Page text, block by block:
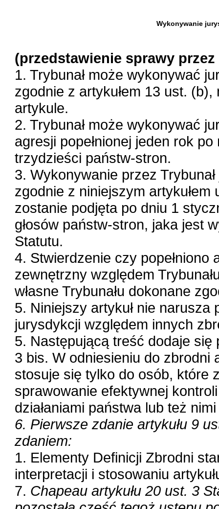
Wykonywanie
(przedstawienie sprawy
1. Trybunał może wykonywać
zgodnie z artykułem 13 ust.
artykule.
2. Trybunał może wykonywać
agresji popełnionej jeden rok
trzydzieści państw-stron.
3. Wykonywanie przez
zgodnie z niniejszym
zostanie podjęta po dniu 1
głosów państw-stron, jaka jest
Statutu.
4. Stwierdzenie czy
zewnętrzny względem
własne Trybunału dokonane
5. Niniejszy artykuł nie
jurysdykcji względem innych
5. Następującą treść dodaje
3 bis. W odniesieniu do zbrodni
stosuje się tylko do osób, które
sprawowanie efektywnej
działaniami państwa lub też
6. Pierwsze zdanie artykułu 9
zdaniem:
1. Elementy Definicji Zbrodni
interpretacji i stosowaniu
7. Chapeau artykułu 20 ust. 3